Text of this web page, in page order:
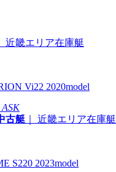
近畿エリア在庫艇
Vi22 2020model
ASK
古艇 ｜ 近畿エリア在庫艇
S220 2023model